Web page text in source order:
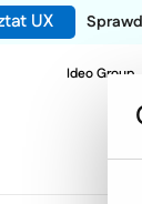
UX
Ideo Group